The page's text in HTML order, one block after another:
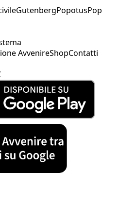
GutenbergPopotusPop
AvvenireShopContatti